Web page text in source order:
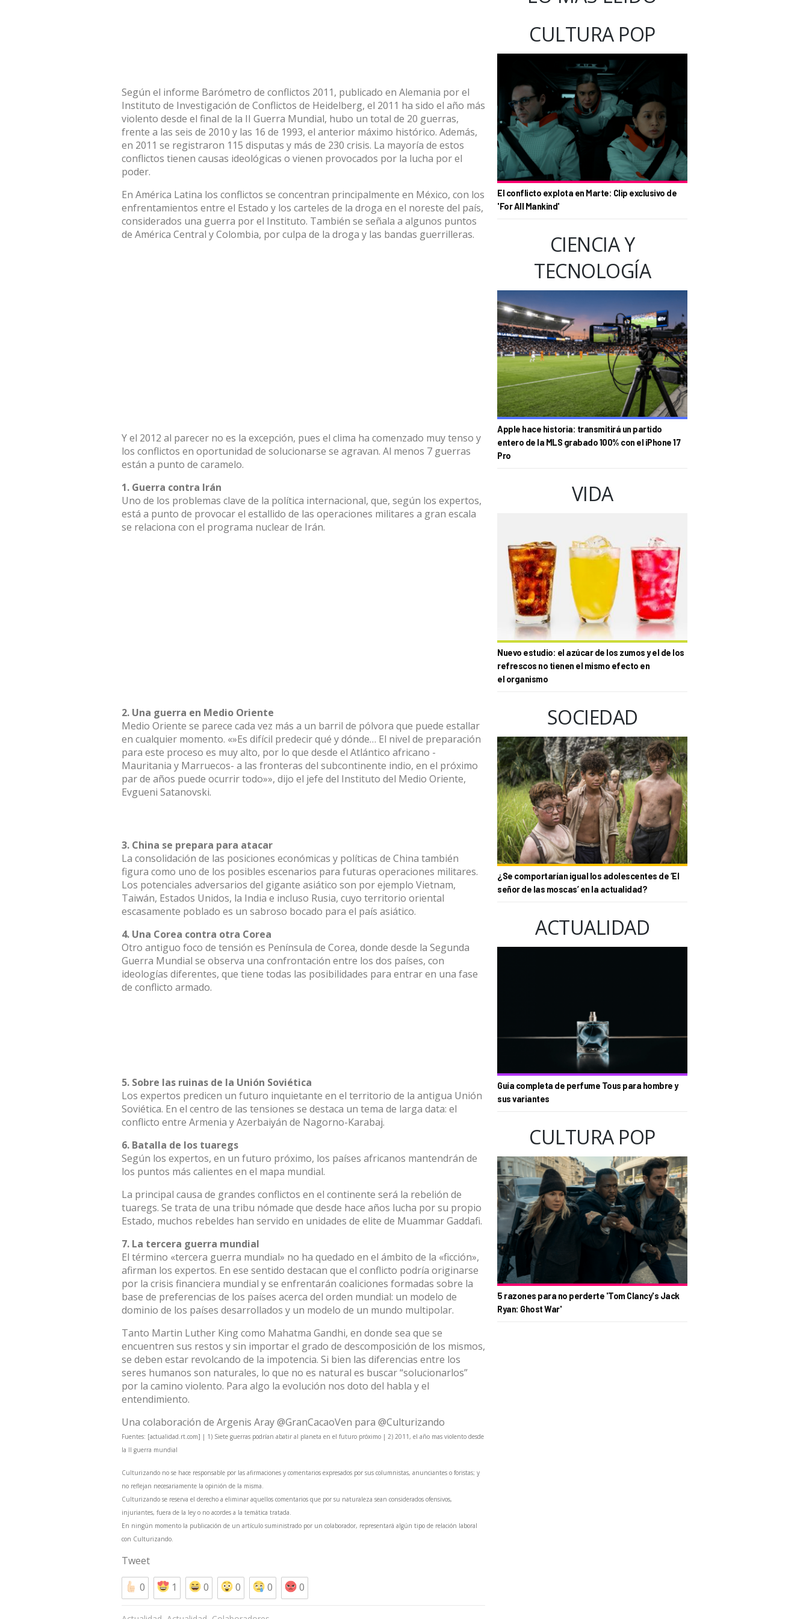
Según el informe Barómetro de conflictos 2011, publicado en Alemania por el
Instituto de Investigación de Conflictos de Heidelberg, el 2011 ha sido el año más
violento desde el final de la II Guerra Mundial, hubo un total de 20 guerras,
frente a las seis de 2010 y las 16 de 1993, el anterior máximo histórico. Además,
en 2011 se registraron 115 disputas y más de 230 crisis. La mayoría de estos
conflictos tienen causas ideológicas o vienen provocados por la lucha por el
poder.
En América Latina los conflictos se concentran principalmente en México, con los
enfrentamientos entre el Estado y los carteles de la droga en el noreste del país,
considerados una guerra por el Instituto. También se señala a algunos puntos
de América Central y Colombia, por culpa de la droga y las bandas guerrilleras.
Y el 2012 al parecer no es la excepción, pues el clima ha comenzado muy tenso y
los conflictos en oportunidad de solucionarse se agravan. Al menos 7 guerras
están a punto de caramelo.
1. Guerra contra Irán
Uno de los problemas clave de la política internacional, que, según los expertos,
está a punto de provocar el estallido de las operaciones militares a gran escala
se relaciona con el programa nuclear de Irán.
2. Una guerra en Medio Oriente
Medio Oriente se parece cada vez más a un barril de pólvora que puede estallar
en cualquier momento. «»Es difícil predecir qué y dónde… El nivel de preparación
para este proceso es muy alto, por lo que desde el Atlántico africano -
Mauritania y Marruecos- a las fronteras del subcontinente indio, en el próximo
par de años puede ocurrir todo»», dijo el jefe del Instituto del Medio Oriente,
Evgueni Satanovski.
3. China se prepara para atacar
La consolidación de las posiciones económicas y políticas de China también
figura como uno de los posibles escenarios para futuras operaciones militares.
Los potenciales adversarios del gigante asiático son por ejemplo Vietnam,
Taiwán, Estados Unidos, la India e incluso Rusia, cuyo territorio oriental
escasamente poblado es un sabroso bocado para el país asiático.
4. Una Corea contra otra Corea
Otro antiguo foco de tensión es Península de Corea, donde desde la Segunda
Guerra Mundial se observa una confrontación entre los dos países, con
ideologías diferentes, que tiene todas las posibilidades para entrar en una fase
de conflicto armado.
5. Sobre las ruinas de la Unión Soviética
Los expertos predicen un futuro inquietante en el territorio de la antigua Unión
Soviética. En el centro de las tensiones se destaca un tema de larga data: el
conflicto entre Armenia y Azerbaiyán de Nagorno-Karabaj.
6. Batalla de los tuaregs
Según los expertos, en un futuro próximo, los países africanos mantendrán de
los puntos más calientes en el mapa mundial.
La principal causa de grandes conflictos en el continente será la rebelión de
tuaregs. Se trata de una tribu nómade que desde hace años lucha por su propio
Estado, muchos rebeldes han servido en unidades de elite de Muammar Gaddafi.
7. La tercera guerra mundial
El término «tercera guerra mundial» no ha quedado en el ámbito de la «ficción»,
afirman los expertos. En ese sentido destacan que el conflicto podría originarse
por la crisis financiera mundial y se enfrentarán coaliciones formadas sobre la
base de preferencias de los países acerca del orden mundial: un modelo de
dominio de los países desarrollados y un modelo de un mundo multipolar.
Tanto Martin Luther King como Mahatma Gandhi, en donde sea que se
encuentren sus restos y sin importar el grado de descomposición de los mismos,
se deben estar revolcando de la impotencia. Si bien las diferencias entre los
seres humanos son naturales, lo que no es natural es buscar “solucionarlos”
por la camino violento. Para algo la evolución nos doto del habla y el
entendimiento.
Una colaboración de Argenis Aray@GranCacaoVen para @Culturizando
Fuentes: [actualidad.rt.com] | 1) Siete guerras podrían abatir al planeta en el futuro próximo | 2) 2011, el año mas violento desde
la II guerra mundial
Culturizando no se hace responsable por las afirmaciones y comentarios expresados por sus columnistas, anunciantes o foristas; y
no reflejan necesariamente la opinión de la misma.
Culturizando se reserva el derecho a eliminar aquellos comentarios que por su naturaleza sean considerados ofensivos,
injuriantes, fuera de la ley o no acordes a la temática tratada.
En ningún momento la publicación de un artículo suministrado por un colaborador, representará algún tipo de relación laboral
con Culturizando.
Tweet
0
1 0 0 0 0
CULTURA POP
El conflicto explota en Marte: Clip exclusivo de
'For All Mankind'
CIENCIA Y
TECNOLOGÍA
Apple hace historia: transmitirá un partido
entero de la MLS grabado 100% con el iPhone 17
Pro
VIDA
Nuevo estudio: el azúcar de los zumos y el de los
refrescos no tienen el mismo efecto en
el organismo
SOCIEDAD
¿Se comportarían igual los adolescentes de ‘El
señor de las moscas’ en la actualidad?
ACTUALIDAD
Guía completa de perfume Tous para hombre y
sus variantes
CULTURA POP
5 razones para no perderte 'Tom Clancy's Jack
Ryan: Ghost War'